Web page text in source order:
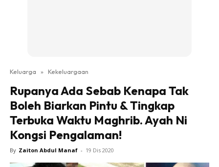
Keluarga » Kekeluargaan
Rupanya Ada Sebab Kenapa Tak
Boleh Biarkan Pintu & Tingkap
Terbuka Waktu Maghrib. Ayah Ni
Kongsi Pengalaman!
By Zaiton Abdul Manaf - 19 Dis 2020